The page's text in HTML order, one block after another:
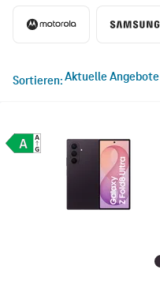
Sortieren Aktuelle Angebote